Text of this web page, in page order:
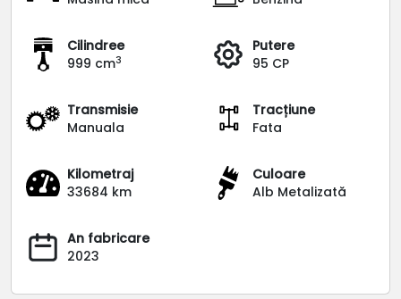
Cilindree
999 cm3
Putere
95 CP
Transmisie
Manuala
Tracțiune
Fata
Kilometraj
33684 km
Culoare
Alb Metalizată
An fabricare
2023